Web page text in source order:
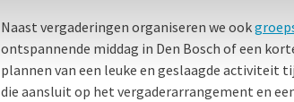
Naast vergaderingen organiseren we ook
ontspannende middag in Den Bosch of een
plannen van een leuke en geslaagde activiteit
die aansluit op het vergaderarrangement en